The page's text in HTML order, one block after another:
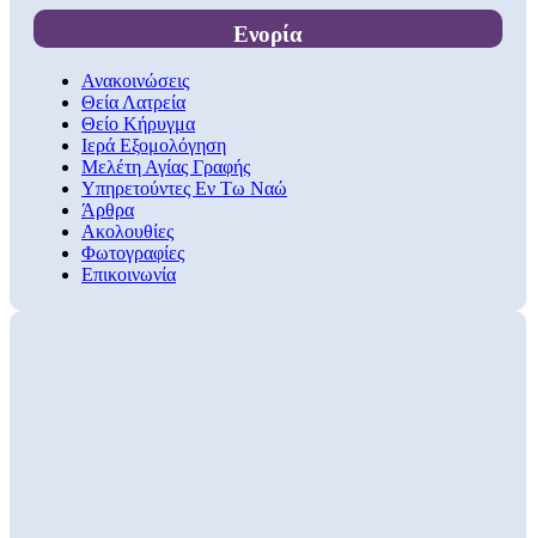
Ενορία
Ανακοινώσεις
Θεία Λατρεία
Θείο Κήρυγμα
Ιερά Εξομολόγηση
Μελέτη Αγίας Γραφής
Υπηρετούντες Εν Τω Ναώ
Άρθρα
Ακολουθίες
Φωτογραφίες
Επικοινωνία